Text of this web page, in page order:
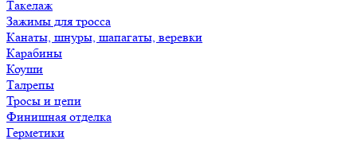
Такелаж
Зажимы для тросса
Канаты, шнуры, шапагаты, веревки
Карабины
Коуши
Талрепы
Тросы и цепи
Финишная отделка
Герметики